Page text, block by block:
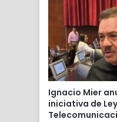
Ignacio Mier
iniciativa de